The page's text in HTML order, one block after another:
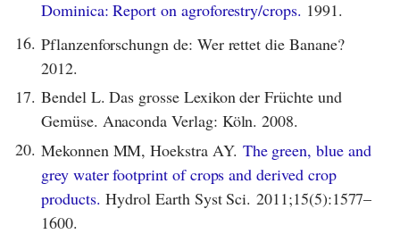
Dominica: Report on agroforestry/crops. 1991.
16. Pflanzenforschungn de: Wer rettet die Banane?
2012.
17. Bendel L. Das grosse Lexikon der Früchte und
Gemüse. Anaconda Verlag: Köln. 2008.
20. Mekonnen MM, Hoekstra AY. The green, blue and
grey water footprint of crops and derived crop
products. Hydrol Earth Syst Sci. 2011;15(5):1577–
1600.